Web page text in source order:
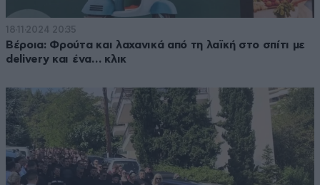
18·11·2024 20:35
Βέροια: Φρούτα και λαχανικά από τη λαϊκή στο σπίτι με
delivery και ένα… κλικ